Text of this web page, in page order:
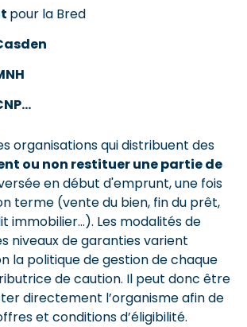
pour la Bred
organisations qui distribuent des
ou non restituer une partie de
en début d'emprunt, une fois
terme (vente du bien, fin du prêt,
immobilier…). Les modalités de
niveaux de garanties varient
la politique de gestion de chaque
de caution. Il peut donc être
directement l’organisme afin de
et conditions d’éligibilité.